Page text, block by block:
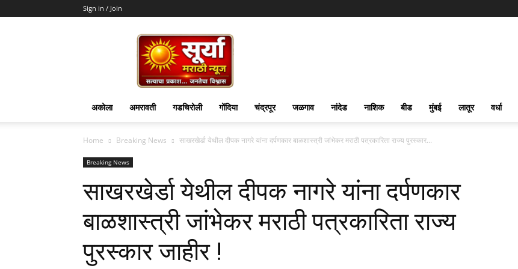
Sign in / Join
Surya
Marathi
News
अकोला अमरावती गडचिरोली गोंदिया चंद्रपूर जळगाव नांदेड नाशिक बीड मुंबई लातूर वर्धा
Home Breaking News साखरखेर्डा येथील दीपक नागरे यांना दर्पणकार बाळशास्त्री जांभेकर मराठी पत्रकारिता राज्य पुरस्कार...
Breaking News
साखरखेर्डा येथील दीपक नागरे यांना दर्पणकार
बाळशास्त्री जांभेकर मराठी पत्रकारिता राज्य
पुरस्कार जाहीर !